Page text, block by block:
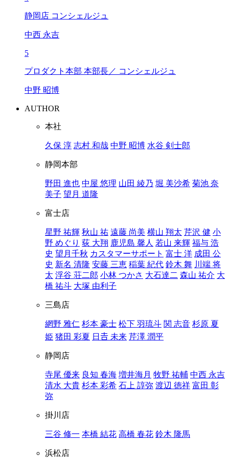
静岡店 コンシェルジュ
中西 永吉
5
プロダクト本部 本部長／ コンシェルジュ
中野 昭博
AUTHOR
本社
久保 淳 志村 和哉 中野 昭博 水谷 剣士郎
静岡本部
野田 進也 中屋 悠理 山田 綾乃 堀 美沙希 菊池 奈
美子 望月 道隆
富士店
星野 祐輝 秋山 祐 遠藤 尚美 横山 翔太 芹沢 健 小
野 めぐり 荻 大翔 鹿児島 馨人 若山 来輝 福与 浩
史 望月千秋 カスタマーサポート 富士 洋 成田 公
史 新名 清隆 安藤 三恵 稲葉 紀代 鈴木 舞 川端 将
太 浮谷 荘二郎 小林 つかさ 大石達二 森山 祐介 大
橋 祐斗 大塚 由利子
三島店
網野 雅仁 杉本 豪士 松下 羽琉斗 関 志音 杉原 夏
姫 猪田 彩夏 日𠮷 未来 芹澤 潤平
静岡店
寺尾 優来 良知 春海 増井海月 牧野 祐輔 中西 永吉
清水 大貴 杉本 彩希 石上 諄弥 渡辺 徳祥 富田 彰
弥
掛川店
三谷 修一 本橋 結花 高橋 春花 鈴木 隆馬
浜松店